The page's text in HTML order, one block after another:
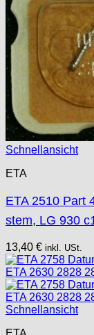
Schnellansicht
ETA
ETA 2510 Part
stem, LG 930
13,40 € inkl. USt.
Schnellansicht